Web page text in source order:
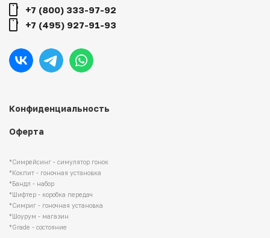
*Симрейсинг - симулятор гонок
*Кокпит - гоночная установка
*Бандл - набор
*Шифтер - коробка передач
*Симриг - гоночная установка
*Шоурум - магазин
*Grade - состояние
Конфиденциальность
Оферта
+7 (800) 333-97-92
+7 (495) 927-91-93